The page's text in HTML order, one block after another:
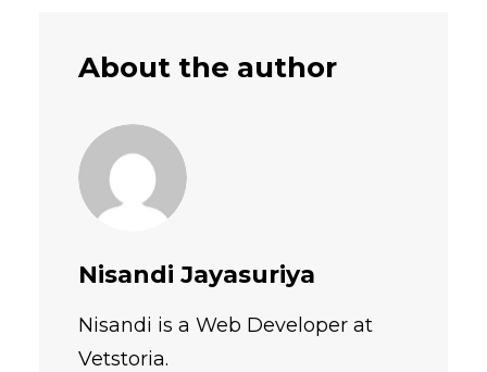
About the author
Nisandi Jayasuriya
Nisandi is a Web Developer at
Vetstoria.